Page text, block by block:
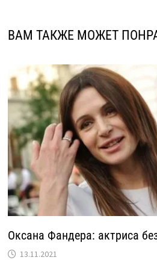
ВАМ ТАКЖЕ МОЖЕТ
Оксана Фандера: актриса
13.11.2021